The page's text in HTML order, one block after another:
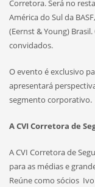
Corretora. Será no
América do Sul da
(Eernst & Young)
convidados.
O evento é exclusivo
apresentará
segmento corporativo.
A CVI Corretora de
A CVI Corretora de
para as médias e
Reúne como sócios